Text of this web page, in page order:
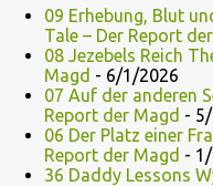
09 Erhebung, Blut
Tale – Der Report
08 Jezebels Reich
Magd - 6/1/2026
07 Auf der anderen
Report der Magd -
06 Der Platz einer
Report der Magd -
36 Daddy Lessons